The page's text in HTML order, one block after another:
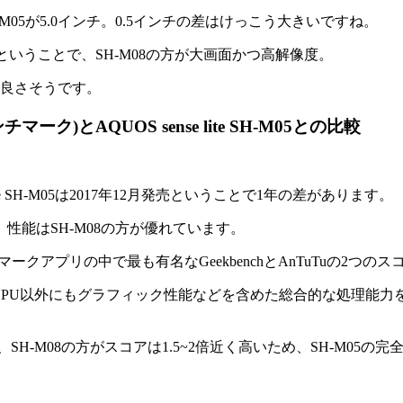
が5.0インチ。0.5インチの差はけっこう大きいですね。
いうことで、SH-M08の方が大画面かつ高解像度。
さそうです。
マーク)とAQUOS sense lite SH-M05との比較
M05は2017年12月発売ということで1年の差があります。
能はSH-M08の方が優れています。
クアプリの中で最も有名なGeekbenchとAnTuTuの2つのス
以外にもグラフィック性能などを含めた総合的な処理能力
M08の方がスコアは1.5~2倍近く高いため、SH-M05の完